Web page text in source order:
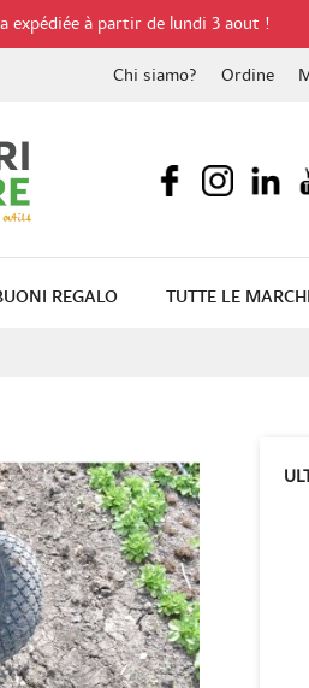
expédiée à partir de lundi 3 aout !
Chi siamo? Ordine
REGALO TUTTE LE